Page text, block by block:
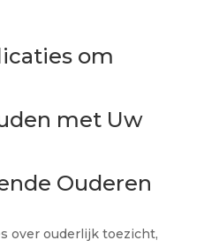
om
met Uw
Ouderen
over ouderlijk toezicht,